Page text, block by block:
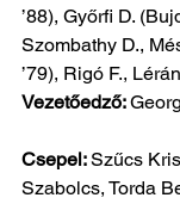
’88), Győrfi D.
Szombathy D.,
’79), Rigó F.,
Vezetőedző:
Csepel: Szűcs
Szabolcs, Torda